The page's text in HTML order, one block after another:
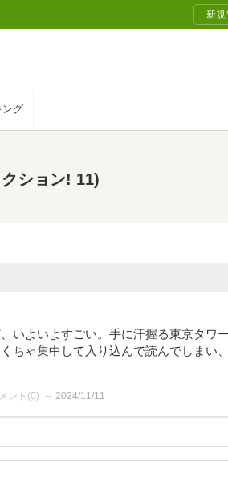
新規
グ
ション! 11)
いよいよすごい。手に汗握る東京タワ
ちゃ集中して入り込んで読んでしまい
ント(0) 2024/11/11